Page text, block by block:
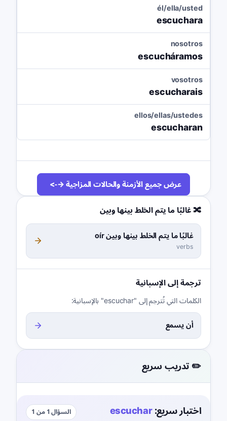
él/ella/usted
escuchara
nosotros
escucháramos
vosotros
escucharais
ellos/ellas/ustedes
escucharan
عرض جميع الأزمنة والحالات المزاجية →
🔀 غالبًا ما يتم الخلط بينها وبين
غالبًا ما يتم الخلط بينها وبين oír
verbs
ترجمة إلى الإسبانية
الكلمات التي تُترجم إلى "escuchar" بالإسبانية:
أن يسمع
✏️ تدريب سريع
اختبار سريع:escuchar السؤال 1 من 1